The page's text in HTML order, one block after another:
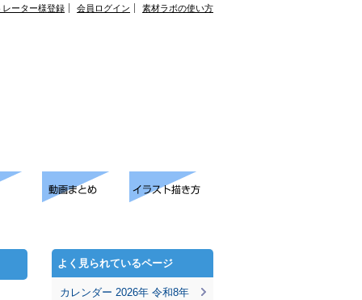
レーター様登録 会員ログイン 素材ラボの使い方
よく見られているページ
カレンダー 2026年 令和8年